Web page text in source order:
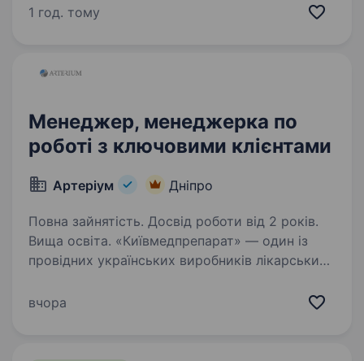
та входить у ТОП-10 торгових операторів
європейські…
1 год. тому
Менеджер, менеджерка по
роботі з ключовими клієнтами
Артеріум Дніпро
Повна зайнятість. Досвід роботи від 2 років.
Вища освіта. «Київмедпрепарат» — один із
провідних українських виробників лікарських
формуються з 1847 року. Компанія
вчора